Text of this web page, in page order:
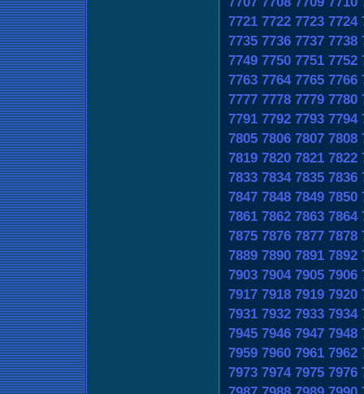
7721 7722 7723 7724
7735 7736 7737 7738
7749 7750 7751 7752
7763 7764 7765 7766
7777 7778 7779 7780
7791 7792 7793 7794
7805 7806 7807 7808
7819 7820 7821 7822
7833 7834 7835 7836
7847 7848 7849 7850
7861 7862 7863 7864
7875 7876 7877 7878
7889 7890 7891 7892
7903 7904 7905 7906
7917 7918 7919 7920
7931 7932 7933 7934
7945 7946 7947 7948
7959 7960 7961 7962
7973 7974 7975 7976